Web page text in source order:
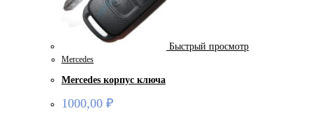
Быстрый просмотр
Mercedes
Mercedes корпус ключа
1000,00 ₽